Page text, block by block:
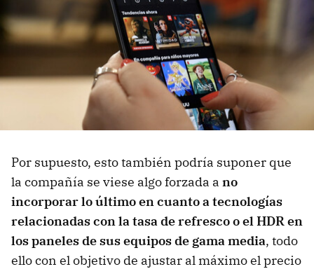
Por supuesto, esto también podría suponer que
la compañía se viese algo forzada a no
incorporar lo último en cuanto a tecnologías
relacionadas con la tasa de refresco o el HDR en
los paneles de sus equipos de gama media, todo
ello con el objetivo de ajustar al máximo el precio